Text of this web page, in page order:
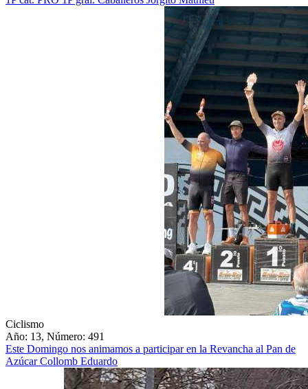
Ciclismo
Año: 13, Número: 491
Este Domingo nos animamos a participar en la Revancha al Pan de
Azúcar Collomb Eduardo